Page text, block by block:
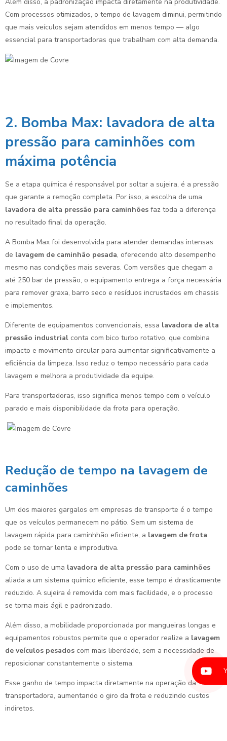
Com processos otimizados, o tempo de lavagem diminui, permitindo
que mais veículos sejam atendidos em menos tempo — algo
essencial para transportadoras que trabalham com alta demanda.
2. Bomba Max: lavadora de alta
pressão para caminhões com
máxima potência
Se a etapa química é responsável por soltar a sujeira, é a pressão
que garante a remoção completa. Por isso, a escolha de uma
lavadora de alta pressão para caminhões faz toda a diferença
no resultado final da operação.
A Bomba Max foi desenvolvida para atender demandas intensas
de lavagem de caminhão pesada, oferecendo alto desempenho
mesmo nas condições mais severas. Com versões que chegam a
até 250 bar de pressão, o equipamento entrega a força necessária
para remover graxa, barro seco e resíduos incrustados em chassis
e implementos.
Diferente de equipamentos convencionais, essa lavadora de alta
pressão industrial conta com bico turbo rotativo, que combina
impacto e movimento circular para aumentar significativamente a
eficiência da limpeza. Isso reduz o tempo necessário para cada
lavagem e melhora a produtividade da equipe.
Para transportadoras, isso significa menos tempo com o veículo
parado e mais disponibilidade da frota para operação.
Redução de tempo na lavagem de
caminhões
Um dos maiores gargalos em empresas de transporte é o tempo
que os veículos permanecem no pátio. Sem um sistema de
lavagem rápida para caminhhão eficiente, a lavagem de frota
pode se tornar lenta e improdutiva.
Com o uso de uma lavadora de alta pressão para caminhões
aliada a um sistema químico eficiente, esse tempo é drasticamente
reduzido. A sujeira é removida com mais facilidade, e o processo
se torna mais ágil e padronizado.
Além disso, a mobilidade proporcionada por mangueiras longas e
equipamentos robustos permite que o operador realize a lavagem
de veículos pesados com mais liberdade, sem a necessidade de
reposicionar constantemente o sistema.
Esse ganho de tempo impacta diretamente na operação da
transportadora, aumentando o giro da frota e reduzindo custos
indiretos.